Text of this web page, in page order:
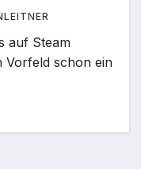
auf Steam
Vorfeld schon ein